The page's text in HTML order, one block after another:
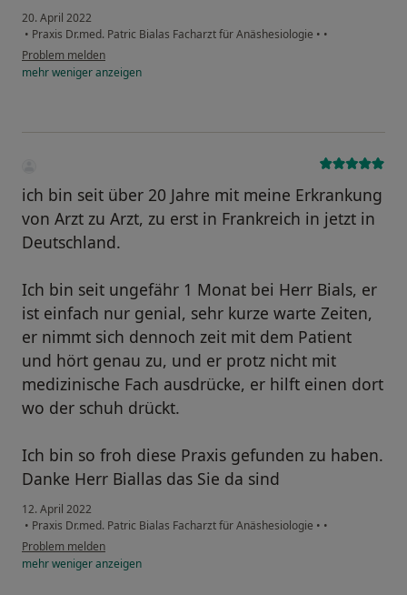
20. April 2022
• Praxis Dr.med. Patric Bialas Facharzt für Anäshesiologie • •
Problem melden
mehrwenigeranzeigen
ich bin seit über 20 Jahre mit meine Erkrankung
von Arzt zu Arzt, zu erst in Frankreich in jetzt in
Deutschland.
Ich bin seit ungefähr 1 Monat bei Herr Bials, er
ist einfach nur genial, sehr kurze warte Zeiten,
er nimmt sich dennoch zeit mit dem Patient
und hört genau zu, und er protz nicht mit
medizinische Fach ausdrücke, er hilft einen dort
wo der schuh drückt.
Ich bin so froh diese Praxis gefunden zu haben.
Danke Herr Biallas das Sie da sind
12. April 2022
• Praxis Dr.med. Patric Bialas Facharzt für Anäshesiologie • •
Problem melden
mehrwenigeranzeigen